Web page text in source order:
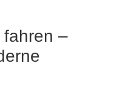
fahren –